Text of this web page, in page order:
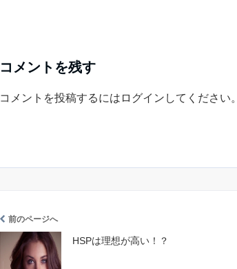
コメントを残す
コメントを投稿するには ログイン してください。
前のページへ
HSPは理想が高い！？